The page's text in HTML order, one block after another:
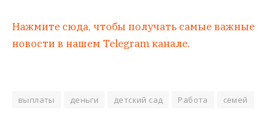
Нажмите сюда, чтобы получать самые важные
новости в нашем Telegram канале.
выплаты деньги детский сад Работа семей